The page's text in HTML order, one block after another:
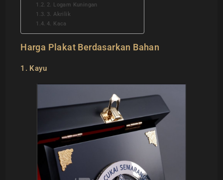
2. Logam Kuningan
3. Akrilik
4. Kaca
Harga Plakat Berdasarkan Bahan
1. Kayu